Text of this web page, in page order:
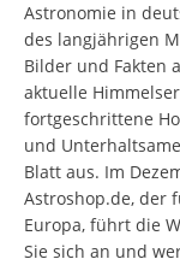
Astronomie in
des langjährigen
Bilder und Fakten
aktuelle
fortgeschrittene
und
Blatt aus. Im
Astroshop.de, der
Europa, führt die
Sie sich an und